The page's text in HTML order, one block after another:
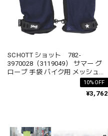
SCHOTT ショット 782-
3970028（3119049） サマー グ
ローブ 手袋 バイク用 メッシュ素
材 スマホ対応 メンズ レディース
10%OFF
¥3,762